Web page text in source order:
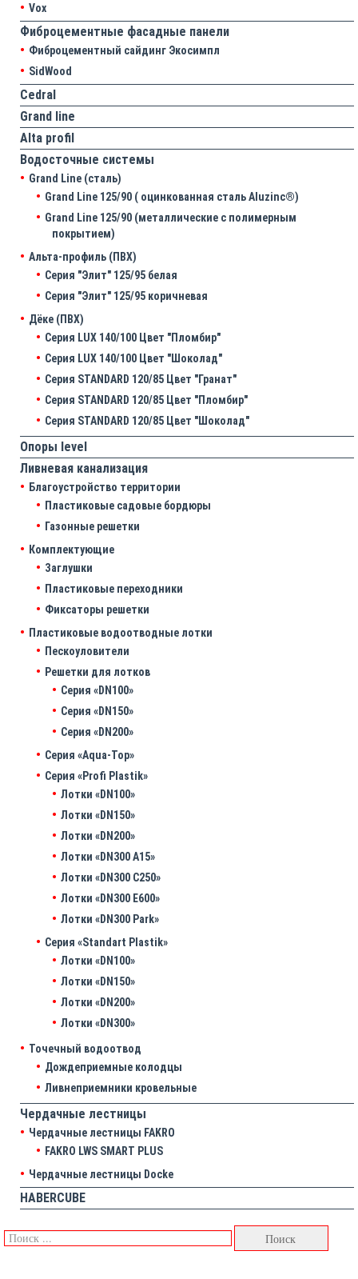
Vox
Фиброцементные фасадные панели
Фиброцементный сайдинг Экосимпл
SidWood
Cedral
Grand line
Аlta profil
Водосточные системы
Grand Line (сталь)
Grand Line 125/90 ( оцинкованная сталь Aluzinc®)
Grand Line 125/90 (металлические с полимерным
покрытием)
Альта-профиль (ПВХ)
Серия "Элит" 125/95 белая
Серия "Элит" 125/95 коричневая
Дёке (ПВХ)
Серия LUX 140/100 Цвет "Пломбир"
Серия LUX 140/100 Цвет "Шоколад"
Серия STANDARD 120/85 Цвет "Гранат"
Серия STANDARD 120/85 Цвет "Пломбир"
Серия STANDARD 120/85 Цвет "Шоколад"
Опоры level
Ливневая канализация
Благоустройство территории
Пластиковые садовые бордюры
Газонные решетки
Комплектующие
Заглушки
Пластиковые переходники
Фиксаторы решетки
Пластиковые водоотводные лотки
Пескоуловители
Решетки для лотков
Серия «DN100»
Серия «DN150»
Серия «DN200»
Серия «Aqua-Top»
Серия «Profi Plastik»
Лотки «DN100»
Лотки «DN150»
Лотки «DN200»
Лотки «DN300 A15»
Лотки «DN300 C250»
Лотки «DN300 E600»
Лотки «DN300 Park»
Серия «Standart Plastik»
Лотки «DN100»
Лотки «DN150»
Лотки «DN200»
Лотки «DN300»
Точечный водоотвод
Дождеприемные колодцы
Ливнеприемники кровельные
Чердачные лестницы
Чердачные лестницы FAKRO
FAKRO LWS SMART PLUS
Чердачные лестницы Docke
HABERCUBE